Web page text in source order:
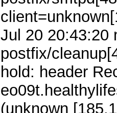
Jul 20 20:43:20
postfix/
hold: header
(unknown